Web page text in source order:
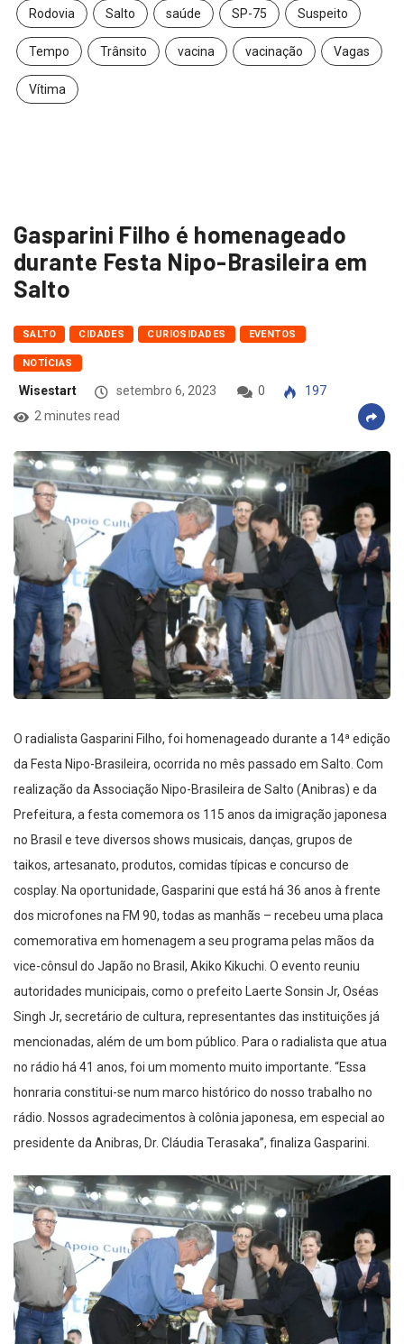
Rodovia Salto saúde SP-75 Suspeito
Tempo Trânsito vacina vacinação Vagas
Vítima
Gasparini Filho é homenageado
durante Festa Nipo-Brasileira em
Salto
SALTO CIDADES CURIOSIDADES EVENTOS
NOTÍCIAS
Wisestart setembro 6, 2023 0
197
2 minutes read
O radialista Gasparini Filho, foi homenageado durante a 14ª edição
da Festa Nipo-Brasileira, ocorrida no mês passado em Salto. Com
realização da Associação Nipo-Brasileira de Salto (Anibras) e da
Prefeitura, a festa comemora os 115 anos da imigração japonesa
no Brasil e teve diversos shows musicais, danças, grupos de
taikos, artesanato, produtos, comidas típicas e concurso de
cosplay. Na oportunidade, Gasparini que está há 36 anos à frente
dos microfones na FM 90, todas as manhãs – recebeu uma placa
comemorativa em homenagem a seu programa pelas mãos da
vice-cônsul do Japão no Brasil, Akiko Kikuchi. O evento reuniu
autoridades municipais, como o prefeito Laerte Sonsin Jr, Oséas
Singh Jr, secretário de cultura, representantes das instituições já
mencionadas, além de um bom público. Para o radialista que atua
no rádio há 41 anos, foi um momento muito importante. “Essa
honraria constitui-se num marco histórico do nosso trabalho no
rádio. Nossos agradecimentos à colônia japonesa, em especial ao
presidente da Anibras, Dr. Cláudia Terasaka”, finaliza Gasparini.